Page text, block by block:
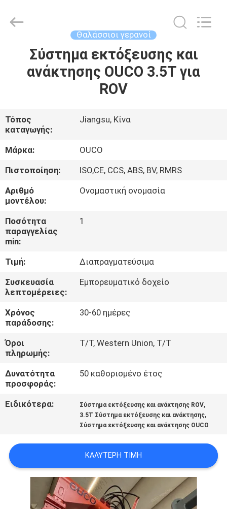
ΣΠΊΤΙ
ΒΊΝΤΕΟ
ΕΜΦΆΝΙΣΗ
VR
ΣΧΕΤΙΚΆ
ΜΕ
ΕΜΆΣ
ΕΠΙΣΚΈΨΕΙΣ
ΣΤΟ
ΕΡΓΟΣΤΆΣΙΟ
ΈΛΕΓΧΟΣ
ΠΟΙΌΤΗΤΑΣ
ΕΙΔΉΣΕΙΣ
CONTACT
US
SITEMAP
GROUP
Θαλάσσιοι γερανοί
Σύστημα εκτόξευσης και
ανάκτησης OUCO 3.5T για
ROV
Τόπος
καταγωγής:
Jiangsu, Κίνα
Μάρκα:
OUCO
Πιστοποίηση:
ISO,CE, CCS, ABS, BV, RMRS
Αριθμό
μοντέλου:
Ονομαστική ονομασία
Ποσότητα
παραγγελίας
min:
1
Τιμή:
Διαπραγματεύσιμα
Συσκευασία
λεπτομέρειες:
Εμπορευματικό δοχείο
Χρόνος
παράδοσης:
30-60 ημέρες
Όροι
πληρωμής:
T/T, Western Union, T/T
Δυνατότητα
προσφοράς:
50 καθορισμένο έτος
Ειδικότερα: Σύστημα εκτόξευσης και ανάκτησης ROV,
3.5Τ Σύστημα εκτόξευσης και ανάκτησης,
Σύστημα εκτόξευσης και ανάκτησης OUCO
ΚΑΛΎΤΕΡΗ ΤΙΜΉ